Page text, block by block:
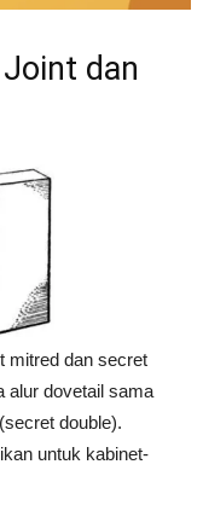
dan
mitred dan secret
alur dovetail sama
double).
untuk kabinet-